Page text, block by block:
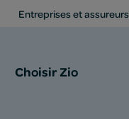
Entreprises et assureurs
Choisir Zio